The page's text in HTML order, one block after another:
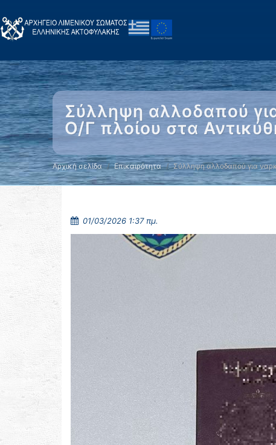
Σύλληψη αλλοδαπού
Ο/Γ πλοίου στα
Αρχική σελίδα Επικαιρότητα Σύλληψη αλλοδαπού για
01/03/2026 1:37 πμ.